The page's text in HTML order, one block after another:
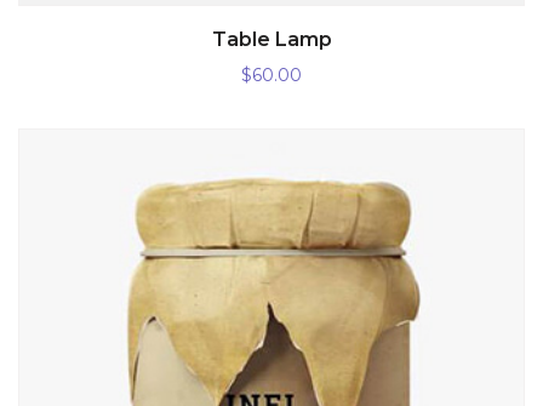
AÑADIR AL CARRITO
Table Lamp
$60.00